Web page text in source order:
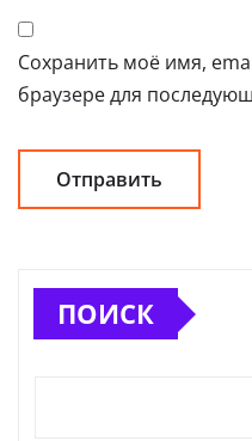
Сохранить моё имя,
браузере для
ПОИСК